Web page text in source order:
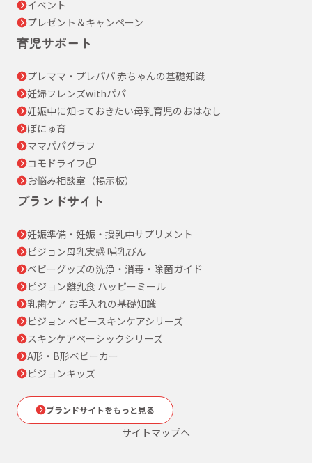
イベント
プレゼント＆キャンペーン
育児サポート
プレママ・プレパパ 赤ちゃんの基礎知識
妊婦フレンズwithパパ
妊娠中に知っておきたい母乳育児のおはなし
ぼにゅ育
ママパパグラフ
コモドライフ
お悩み相談室（掲示板）
ブランドサイト
妊娠準備・妊娠・授乳中サプリメント
ピジョン母乳実感 哺乳びん
ベビーグッズの洗浄・消毒・除菌ガイド
ピジョン離乳食 ハッピーミール
乳歯ケア お手入れの基礎知識
ピジョン ベビースキンケアシリーズ
スキンケアベーシックシリーズ
A形・B形ベビーカー
ピジョンキッズ
ブランドサイトをもっと見る
サイトマップへ